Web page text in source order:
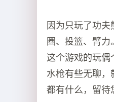
因为只玩了功
圈、投篮、臂力
这个游戏的玩偶
水枪有些无聊，
都有什么，留待